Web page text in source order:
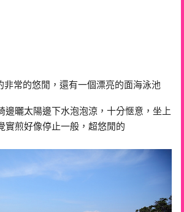
非常的悠閒，還有一個漂亮的面海泳池
邊曬太陽邊下水泡泡涼，十分愜意，坐上
實煎好像停止一般，超悠閒的